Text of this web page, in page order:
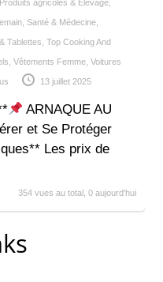
Produits agricoles & Elevage,
, Santé & Médecine,
Tablettes Top Cooking And
Vêtements Femme, Voitures
13 juillet 2025
ARNAQUE AU
et Se Protéger
Les prix de
354 vues au total, 0 aujourd'hui